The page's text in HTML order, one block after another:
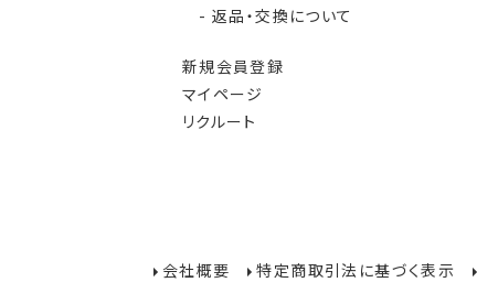
- 返品・交換について
新規会員登録
マイページ
リクルート
会社概要 特定商取引法に基づく表示